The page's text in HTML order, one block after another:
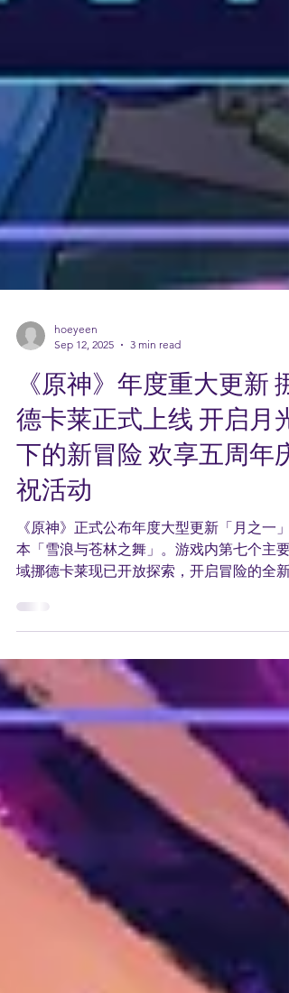
hoeyeen
Sep 12, 2025
3 min read
《原神》年度重大更新 挪
德卡莱正式上线 开启月光
下的新冒险 欢享五周年庆
祝活动
《原神》正式公布年度大型更新「月之一」
域挪德卡莱现已开放探索，开启冒险的全新
章，围绕提瓦特的「月亮」的更多秘密也即
容中首次亮相，同时还将推出旨在打造更具
浸感的冒险体验的全新内容。为庆祝游...